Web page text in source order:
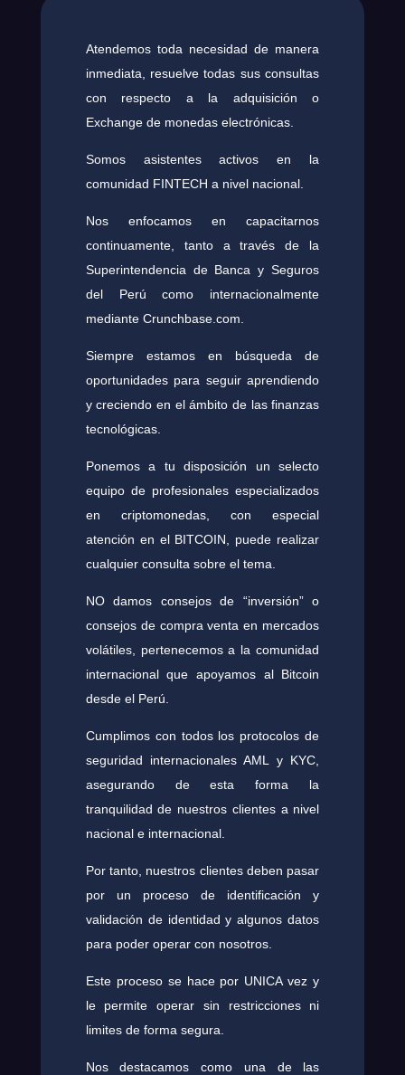
Atendemos toda necesidad de manera
inmediata, resuelve todas sus consultas
con respecto a la adquisición o
Exchange de monedas electrónicas.
Somos asistentes activos en la
comunidad FINTECH a nivel nacional.
Nos enfocamos en capacitarnos
continuamente, tanto a través de la
Superintendencia de Banca y Seguros
del Perú como internacionalmente
mediante Crunchbase.com.
Siempre estamos en búsqueda de
oportunidades para seguir aprendiendo
y creciendo en el ámbito de las finanzas
tecnológicas.
Ponemos a tu disposición un selecto
equipo de profesionales especializados
en criptomonedas, con especial
atención en el BITCOIN, puede realizar
cualquier consulta sobre el tema.
NO damos consejos de “inversión” o
consejos de compra venta en mercados
volátiles, pertenecemos a la comunidad
internacional que apoyamos al Bitcoin
desde el Perú.
Cumplimos con todos los protocolos de
seguridad internacionales AML y KYC,
asegurando de esta forma la
tranquilidad de nuestros clientes a nivel
nacional e internacional.
Por tanto, nuestros clientes deben pasar
por un proceso de identificación y
validación de identidad y algunos datos
para poder operar con nosotros.
Este proceso se hace por UNICA vez y
le permite operar sin restricciones ni
limites de forma segura.
Nos destacamos como una de las